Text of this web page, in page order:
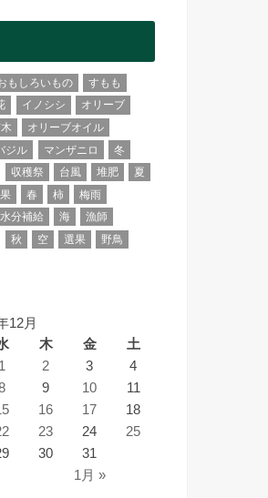
もしろいもの
すもも
イノシシ
オリーブ
オリーブオイル
ジル マンザニロ
冬
収穫祭 台風 堆肥
夏
春 柿
梅雨
水分補給 海
漁師
秋 空 選果
野鳥
12月
木 金 土
1月 »
1 2 3
4
9 10
11
16 17
18
23 24
25
30 31